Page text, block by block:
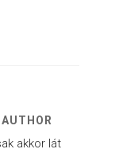
akkor lát